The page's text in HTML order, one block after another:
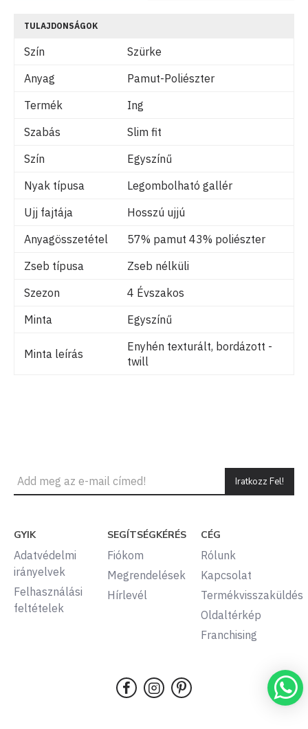
TULAJDONSÁGOK
Szín
Szürke
Anyag
Pamut-Poliészter
Termék
Ing
Szabás
Slim fit
Szín
Egyszínű
Nyak típusa
Legombolható gallér
Ujj fajtája
Hosszú ujjú
Anyagösszetétel
57% pamut 43% poliészter
Zseb típusa
Zseb nélküli
Szezon
4 Évszakos
Minta
Egyszínű
Minta leírás
Enyhén texturált, bordázott -
twill
Iratkozz Fel!
GYIK
Adatvédelmi
irányelvek
Felhasználási
feltételek
SEGÍTSÉGKÉRÉS
Fiókom
Megrendelések
Hírlevél
CÉG
Rólunk
Kapcsolat
Termékvisszaküldés
Oldaltérkép
Franchising